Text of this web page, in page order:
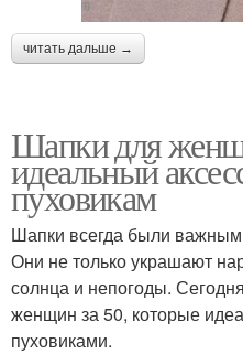
читать дальше →
Шапки для
идеальный
пуховикам
Шапки всегда были
Они не только украшают
солнца и непогоды.
женщин за 50, которые
пуховиками.